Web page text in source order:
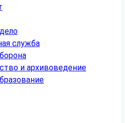
служба
и архивоведение